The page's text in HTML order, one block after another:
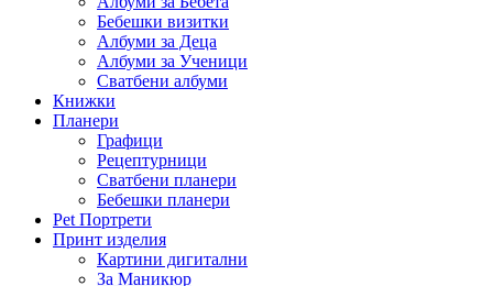
Бебешки визитки
Албуми за Деца
Албуми за Ученици
Сватбени албуми
Книжки
Планери
Графици
Рецептурници
Сватбени планери
Бебешки планери
Pet Портрети
Принт изделия
Картини дигитални
За Маникюр